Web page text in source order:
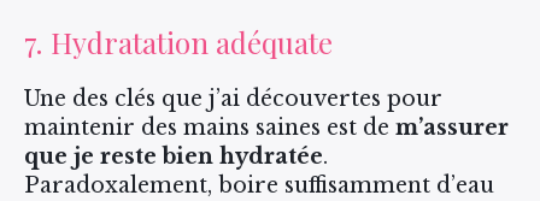
7. Hydratation adéquate
Une des clés que j’ai découvertes pour
maintenir des mains saines est de m’assurer
que je reste bien hydratée.
Paradoxalement, boire suffisamment d’eau